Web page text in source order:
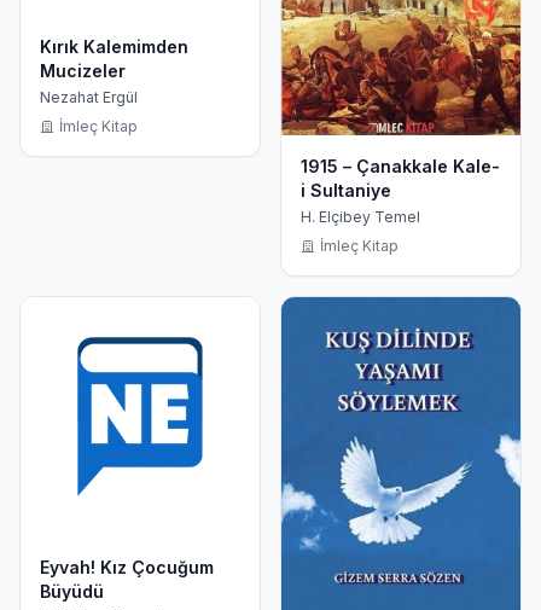
Kırık Kalemimden
Mucizeler
Nezahat Ergül
İmleç Kitap
1915 – Çanakkale Kale-
i Sultaniye
H. Elçibey Temel
İmleç Kitap
Eyvah! Kız Çocuğum
Büyüdü